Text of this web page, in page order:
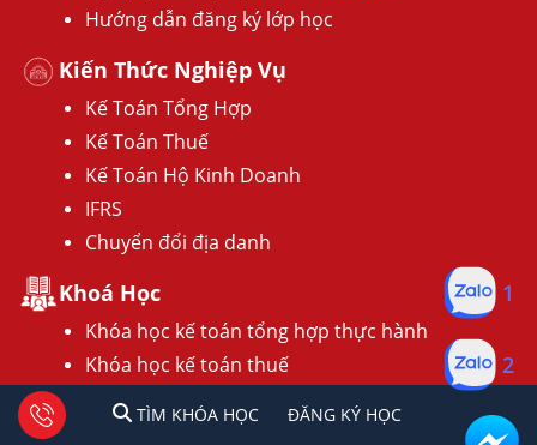
Hướng dẫn đăng ký lớp học
Kiến Thức Nghiệp Vụ
Kế Toán Tổng Hợp
Kế Toán Thuế
Kế Toán Hộ Kinh Doanh
IFRS
Chuyển đổi địa danh
Khoá Học
Khóa học kế toán tổng hợp thực hành
Khóa học kế toán thuế
Khóa học kế toán thuế chuyên sâu
Khóa học phân tích báo cáo tài chính doanh
TÌM KHÓA HỌC ĐĂNG KÍ HỌC
1 2 Tư vấn facebook
TÌM KHÓA HỌC ĐĂNG KÝ HỌC
1
2